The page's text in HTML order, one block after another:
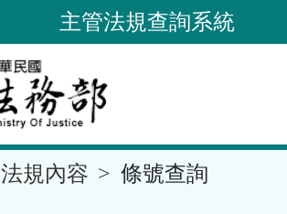
主管法規查詢系統
法規內容 條號查詢